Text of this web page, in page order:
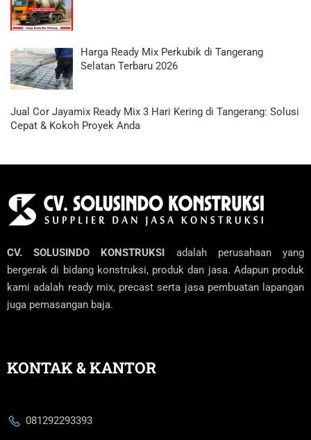
Harga Ready Mix Perkubik di Tangerang
Selatan Terbaru 2026
Jual Cor Jayamix Ready Mix 3 Hari Kering di Tangerang: Solusi
Cepat & Kokoh Proyek Anda
CV. SOLUSINDO KONSTRUKSI adalah perusahaan yang
bergerak di bidang konstruksi, produk dan jasa. Adapun produk
kami adalah ready mix, precast serta jasa pembuatan lapangan
juga pemasangan baja.
KONTAK & KANTOR
081292293393